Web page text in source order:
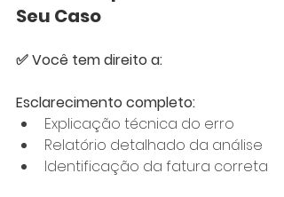
Seu Caso
✅ Você tem direito a:
Esclarecimento completo:
Explicação técnica do erro
Relatório detalhado da análise
Identificação da fatura correta